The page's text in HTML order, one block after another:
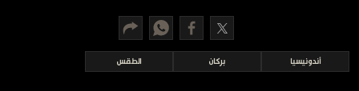
أندونيسيا بركان الطقس